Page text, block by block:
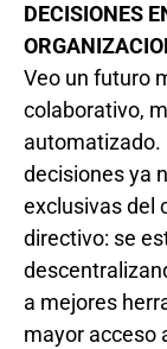
DECISIONES
Veo un futuro
colaborativo,
automatizado.
decisiones ya
exclusivas del
directivo: se
a mejores
mayor acceso